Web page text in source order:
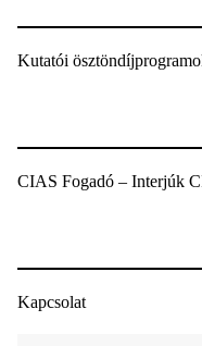
Kutatói
CIAS Fogadó – Interjúk
Kapcsolat